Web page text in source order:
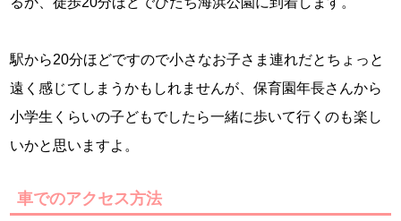
駅から20分ほどですので小さなお子さま連れだとちょっと
遠く感じてしまうかもしれませんが、保育園年長さんから
小学生くらいの子どもでしたら一緒に歩いて行くのも楽し
いかと思いますよ。
車でのアクセス方法